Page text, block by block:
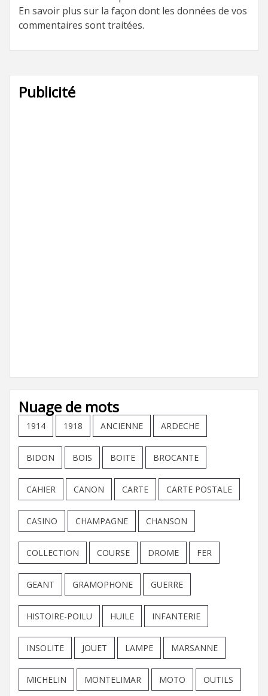
En savoir plus sur la façon dont les données de vos
commentaires sont traitées.
Publicité
Nuage de mots
1914 1918 ANCIENNE ARDECHE
BIDON BOIS BOITE BROCANTE
CAHIER CANON CARTE CARTE POSTALE
CASINO CHAMPAGNE CHANSON
COLLECTION COURSE DROME FER
GEANT GRAMOPHONE GUERRE
HISTOIRE-POILU HUILE INFANTERIE
INSOLITE JOUET LAMPE MARSANNE
MICHELIN MONTELIMAR MOTO OUTILS